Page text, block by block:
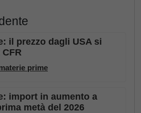
il prezzo dagli USA si
prime
import in aumento a
metà del 2026